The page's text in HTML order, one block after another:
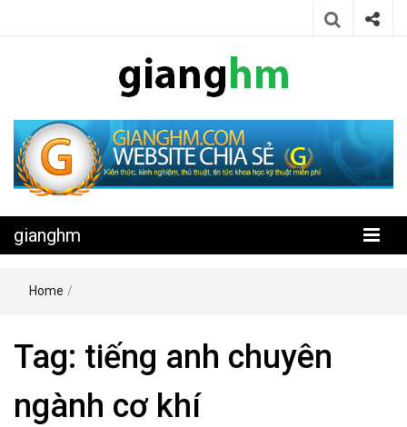
gianghm
kỹ thuật miễn phí
gianghm
Home /
Tag: tiếng anh chuyên
ngành cơ khí